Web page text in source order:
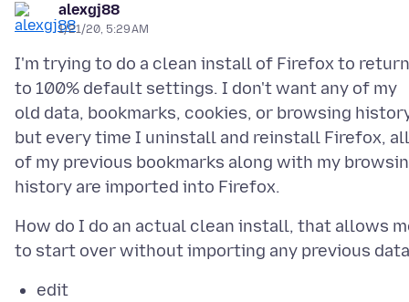
alexgj88
1/21/20, 5:29 AM
I'm trying to do a clean install of Firefox to return
to 100% default settings. I don't want any of my
old data, bookmarks, cookies, or browsing
but every time I uninstall and reinstall Firefox, all
of my previous bookmarks along with my
How do I do an actual clean install, that allows
edit